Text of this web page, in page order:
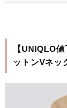
【UNIQLO
ットンVネッ